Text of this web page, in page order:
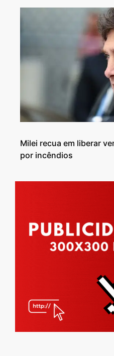
Milei recua em liberar
por incêndios